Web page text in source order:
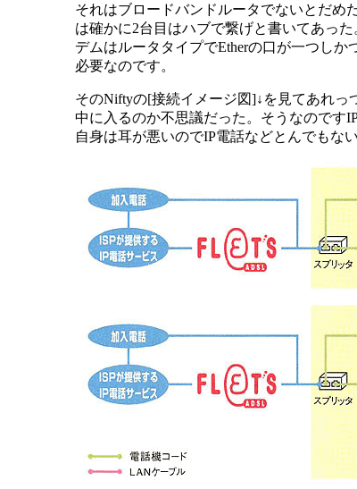
それはブロードバンドルータでないとだめ
は確かに2台目はハブで繋げと書いてあっ
デムはルータタイプでEtherの口が一つし
必要なのです。
そのNiftyの[接続イメージ図]↓を見てあれ
中に入るのか不思議だった。そうなのです
自身は耳が悪いのでIP電話などとんでもな